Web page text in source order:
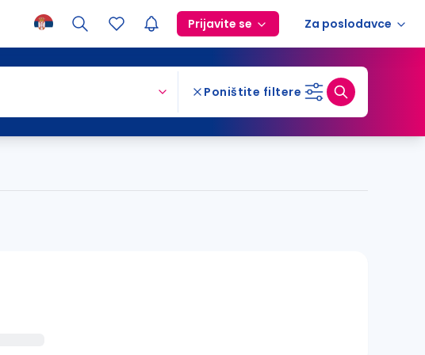
Prijavite se Za poslodavce
Poništite filtere